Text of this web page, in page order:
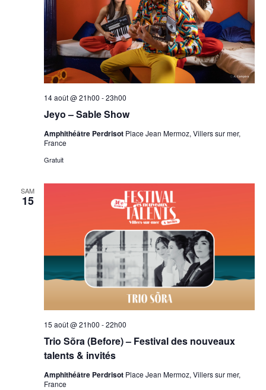
Jeyo – Sable Show
14 août @ 21h00 -23h00
Amphithéâtre Perdrisot Place Jean Mermoz, Villers sur mer,
France
Gratuit
SAM
15
Trio Sõra (Before) – Festival des nouveaux
talents & invités
15 août @ 21h00 -22h00
Amphithéâtre Perdrisot Place Jean Mermoz, Villers sur mer,
France